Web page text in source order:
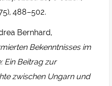
488–502.
Bernhard,
Bekenntnisses im
Ein Beitrag zur
zwischen Ungarn und